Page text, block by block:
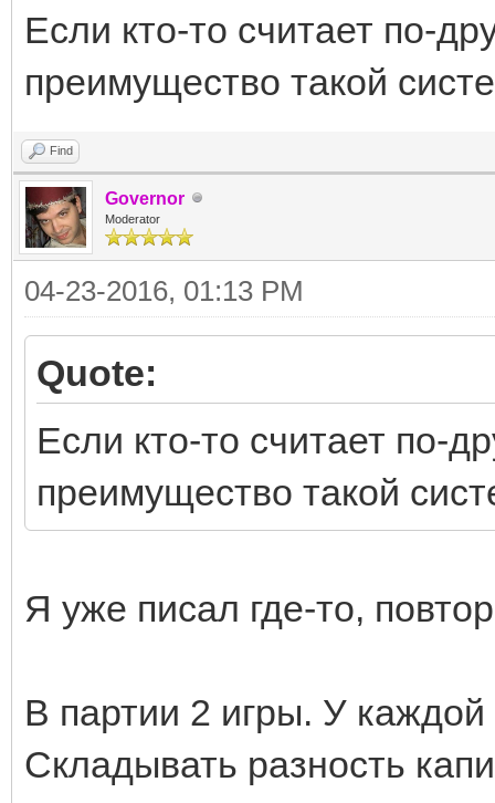
Если кто-то считает по-
преимущество такой
Find
Governor
Moderator
04-23-2016, 01:13 PM
Quote:
Если кто-то считает по-
преимущество такой
Я уже писал где-то,
В партии 2 игры. У
Складывать разность